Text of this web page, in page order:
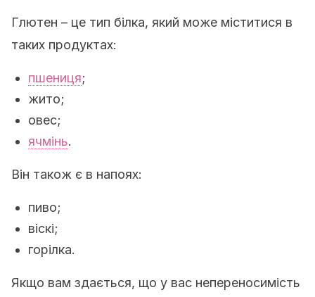
Глютен – це тип білка, який може міститися в
таких продуктах:
пшениця;
жито;
овес;
ячмінь.
Він також є в напоях:
пиво;
віскі;
горілка.
Якщо вам здається, що у вас непереносимість